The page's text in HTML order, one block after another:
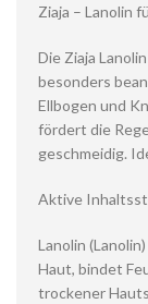
Ziaja – Lanolin
Die Ziaja
besonders
Ellbogen und
fördert die
geschmeidig.
Aktive
Lanolin
Haut, bindet
trockener